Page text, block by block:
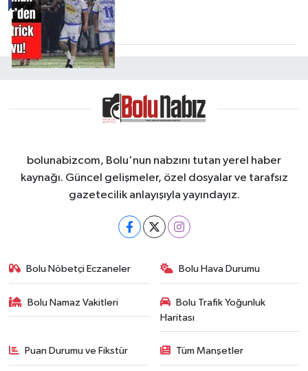
bolunabizcom, Bolu'nun nabzını tutan yerel haber
kaynağı. Güncel gelişmeler, özel dosyalar ve tarafsız
gazetecilik anlayışıyla yayındayız.
Bolu Nöbetçi Eczaneler Bolu Hava Durumu
Bolu Namaz Vakitleri
Bolu Trafik Yoğunluk
Haritası
Puan Durumu ve Fikstür Tüm Manşetler